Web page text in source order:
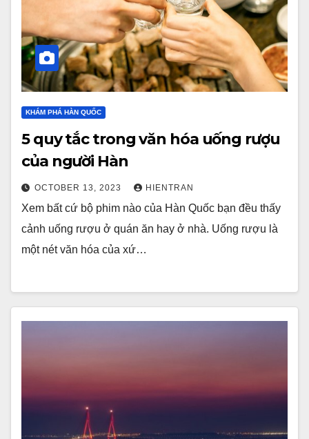
KHÁM PHÁ HÀN QUỐC
5 quy tắc trong văn hóa uống rượu
của người Hàn
OCTOBER 13, 2023 HIENTRAN
Xem bất cứ bộ phim nào của Hàn Quốc bạn đều thấy
cảnh uống rượu ở quán ăn hay ở nhà. Uống rượu là
một nét văn hóa của xứ…